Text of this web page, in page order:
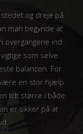
og dreje på
man begynde at
overgangene ind
som selve
balancen. For
en stor hjælp
lidt større i både
er sikker på at